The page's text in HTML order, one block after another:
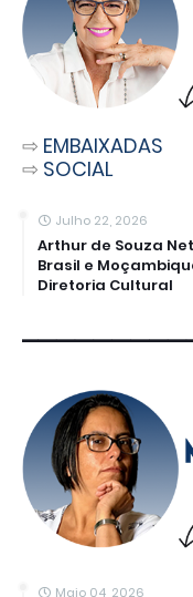
⇨ EMBAIXADAS
⇨ SOCIAL
Julho 22, 2026
Arthur de Souza
Brasil e
Diretoria Cultural
Maio 04, 2026